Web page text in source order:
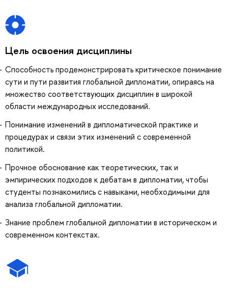
Цель освоения дисциплины
Способность продемонстрировать критическое понимание
сути и пути развития глобальной дипломатии, опираясь на
множество соответствующих дисциплин в широкой
области международных исследований.
Понимание изменений в дипломатической практике и
процедурах и связи этих изменений с современной
политикой.
Прочное обоснование как теоретических, так и
эмпирических подходов к дебатам в дипломатии, чтобы
студенты познакомились с навыками, необходимыми для
анализа глобальной дипломатии.
Знание проблем глобальной дипломатии в историческом и
современном контекстах.